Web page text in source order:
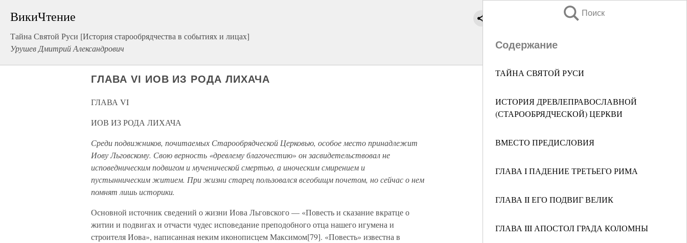
ВикиЧтение
Тайна Святой Руси [История старообрядчества в событиях и лицах]
Урушев Дмитрий Александрович
Поиск
Содержание
ТАЙНА СВЯТОЙ РУСИ
ИСТОРИЯ ДРЕВЛЕПРАВОСЛАВНОЙ
(СТАРООБРЯДЧЕСКОЙ) ЦЕРКВИ
ВМЕСТО ПРЕДИСЛОВИЯ
ГЛАВА I ПАДЕНИЕ ТРЕТЬЕГО РИМА
ГЛАВА II ЕГО ПОДВИГ ВЕЛИК
ГЛАВА III АПОСТОЛ ГРАДА КОЛОМНЫ
ГЛАВА VI ИОВ ИЗ РОДА ЛИХАЧА
ГЛАВА VI
ИОВ ИЗ РОДА ЛИХАЧА
Среди подвижников, почитаемых Старообрядческой Церковью, особое место принадлежит
Иову Льговскому. Свою верность «древлему благочестию» он засвидетельствовал не
исповедническим подвигом и мученической смертью, а иноческим смирением и
пустынническим житием. При жизни старец пользовался всеобищм почетом, но сейчас о нем
помнят лишь историки.
Основной источник сведений о жизни Иова Льговского — «Повесть и сказание вкратце о
житии и подвигах и отчасти чудес исповедание преподобного отца нашего игумена и
строителя Иова», написанная неким иконописцем Максимом[79]. «Повесть» известна в